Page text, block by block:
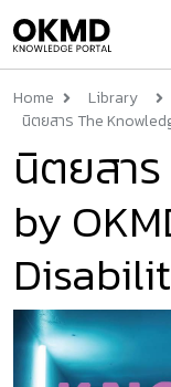
Home
Library
นิตยสาร The
นิตยสา
by